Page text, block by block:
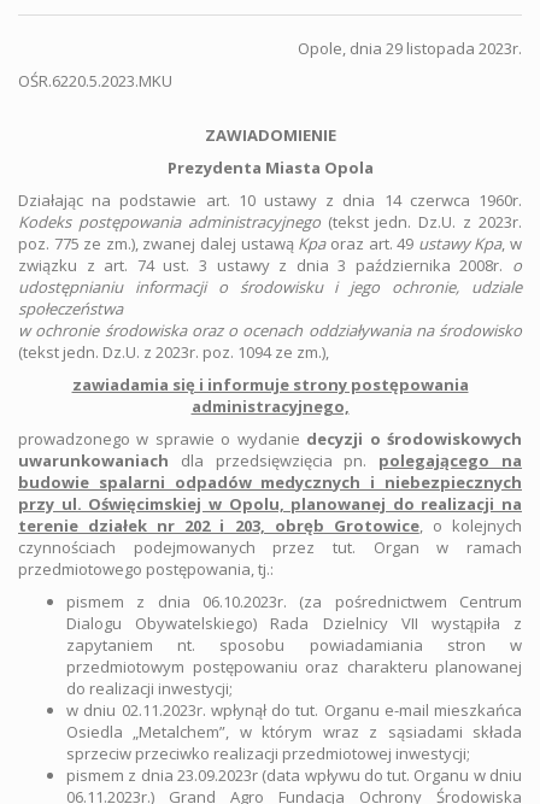
Opole, dnia 29 listopada 2023r.
OŚR.6220.5.2023.MKU
ZAWIADOMIENIE
Prezydenta Miasta Opola
Działając na podstawie art. 10 ustawy z dnia 14 czerwca 1960r.
Kodeks postępowania administracyjnego(tekst jedn. Dz.U. z 2023r.
poz. 775 ze zm.), zwanej dalej ustawą Kpaoraz art. 49 ustawy Kpa, w
związku z art. 74 ust. 3 ustawy z dnia 3 października 2008r. o
udostępnianiu informacji o środowisku i jego ochronie, udziale
społeczeństwa
w ochronie środowiska oraz o ocenach oddziaływania na środowisko
(tekst jedn. Dz.U. z 2023r. poz. 1094 ze zm.),
zawiadamia się i informuje strony postępowania
administracyjnego,
prowadzonego w sprawie o wydanie decyzji o środowiskowych
uwarunkowaniach dla przedsięwzięcia pn.
polegającego na
budowie spalarni odpadów medycznych i niebezpiecznych
przy ul. Oświęcimskiej w Opolu, planowanej do realizacji na
terenie działek nr 202 i 203, obręb Grotowice, o kolejnych
czynnościach podejmowanych przez tut. Organ w ramach
przedmiotowego postępowania, tj.:
pismem z dnia 06.10.2023r. (za pośrednictwem Centrum
Dialogu Obywatelskiego) Rada Dzielnicy VII wystąpiła z
zapytaniem nt. sposobu powiadamiania stron w
przedmiotowym postępowaniu oraz charakteru planowanej
do realizacji inwestycji;
w dniu 02.11.2023r. wpłynął do tut. Organu e-mail mieszkańca
Osiedla „Metalchem”, w którym wraz z sąsiadami składa
sprzeciw przeciwko realizacji przedmiotowej inwestycji;
pismem z dnia 23.09.2023r (data wpływu do tut. Organu w dniu
06.11.2023r.) Grand Agro Fundacja Ochrony Środowiska